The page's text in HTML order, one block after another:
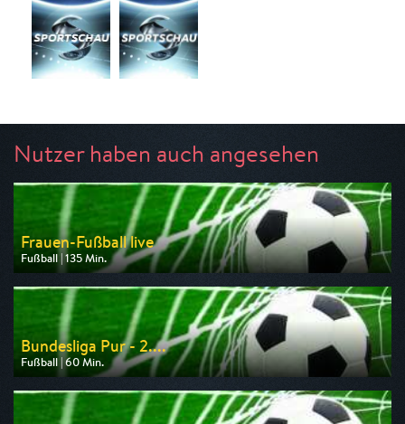
Nutzer haben auch angesehen
Frauen-Fußball live
Fußball | 135 Min.
Ausgestrahlt von rbb
am 09.08.2026, 14:45
Bundesliga Pur - 2....
Fußball | 60 Min.
Ausgestrahlt von Sport 1
am 09.08.2026, 12:00